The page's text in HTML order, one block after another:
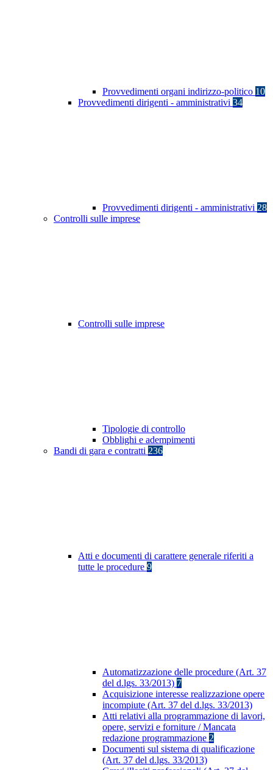
Provvedimenti organi indirizzo-politico 10
Provvedimenti dirigenti - amministrativi 34
Provvedimenti dirigenti - amministrativi 28
Controlli sulle imprese
Controlli sulle imprese
Tipologie di controllo
Obblighi e adempimenti
Bandi di gara e contratti 236
Atti e documenti di carattere generale riferiti a
tutte le procedure 9
Automatizzazione delle procedure (Art. 37
del d.lgs. 33/2013) 7
Acquisizione interesse realizzazione opere
incompiute (Art. 37 del d.lgs. 33/2013)
Atti relativi alla programmazione di lavori,
opere, servizi e forniture / Mancata
redazione programmazione 2
Documenti sul sistema di qualificazione
(Art. 37 del d.lgs. 33/2013)